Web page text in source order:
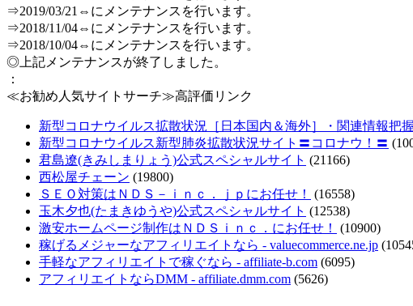
⇒2019/03/21⇔にメンテナンスを行います。
⇒2018/11/04⇔にメンテナンスを行います。
⇒2018/10/04⇔にメンテナンスを行います。
◎上記メンテナンスが終了しました。
：
≪お勧め人気サイトサーチ≫高評価リンク
新型コロナウイルス拡散状況［日本国内＆海外］・関連情報
新型コロナウイルス新型肺炎拡散状況サイト〓コロナウ！〓
君島遼(きみしまりょう)公式スペシャルサイト (21166)
西松屋チェーン (19800)
ＳＥＯ対策はＮＤＳ－ｉｎｃ．ｊｐにお任せ！
(16558)
玉木夕也(たまきゆうや)公式スペシャルサイト (12538)
激安ホームページ制作はＮＤＳｉｎｃ．にお任せ！
(10900)
稼げるメジャーなアフィリエイトなら - valuecommerce.ne.jp
手軽なアフィリエイトで稼ぐなら - affiliate-b.com (6095)
アフィリエイトならDMM - affiliate.dmm.com (5626)